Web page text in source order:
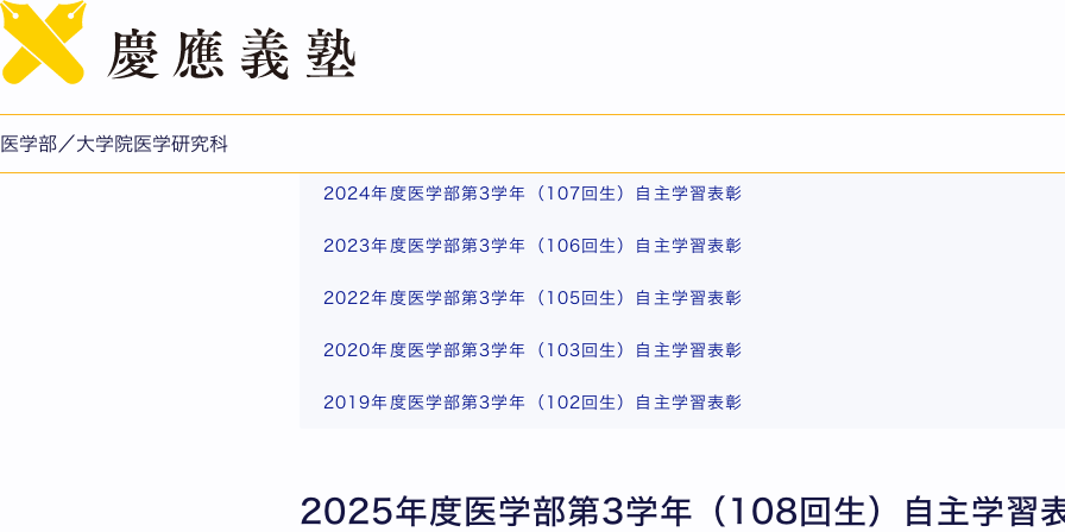
医学部／大学院医学研究科
自主学習表彰学生
2024年度医学部第3学年（107回生）自主学習表彰
2023年度医学部第3学年（106回生）自主学習表彰
2022年度医学部第3学年（105回生）自主学習表彰
2020年度医学部第3学年（103回生）自主学習表彰
2019年度医学部第3学年（102回生）自主学習表彰
2025年度医学部第3学年（108回生）自主学習